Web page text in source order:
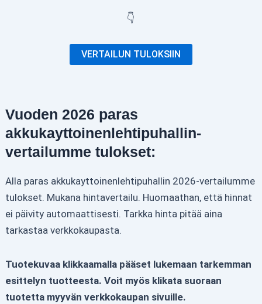
👇
VERTAILUN TULOKSIIN
Vuoden 2026 paras
akkukayttoinenlehtipuhallin-
vertailumme tulokset:
Alla paras akkukayttoinenlehtipuhallin 2026-vertailumme
tulokset. Mukana hintavertailu. Huomaathan, että hinnat
ei päivity automaattisesti. Tarkka hinta pitää aina
tarkastaa verkkokaupasta.
Tuotekuvaa klikkaamalla pääset lukemaan tarkemman
esittelyn tuotteesta. Voit myös klikata suoraan
tuotetta myyvän verkkokaupan sivuille.